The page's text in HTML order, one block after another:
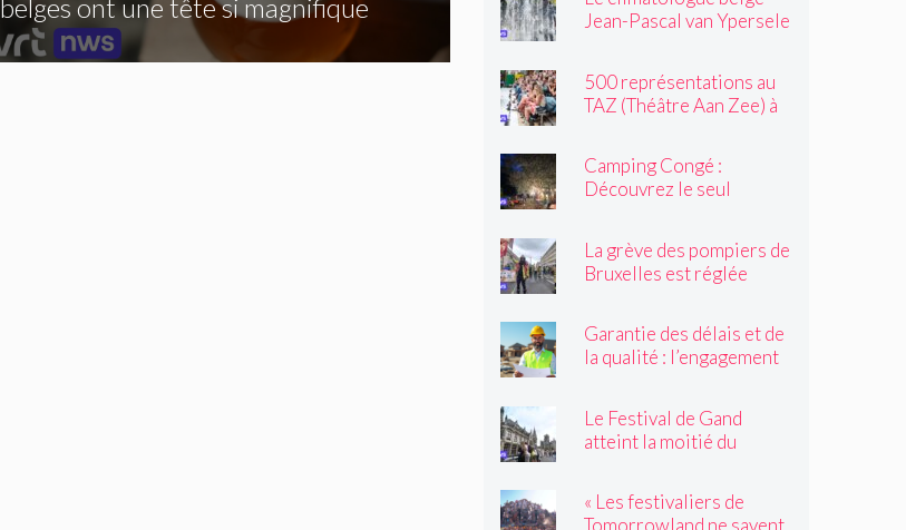
belges ont une tête si magnifique
son passage, il souriait
toujours »
Jean-Pascal van Ypersele
500 représentations au
TAZ (Théâtre Aan Zee) à
Camping Congé :
Découvrez le seul
La grève des pompiers de
Bruxelles est réglée
Garantie des délais et de
la qualité : l’engagement
Le Festival de Gand
atteint la moitié du
« Les festivaliers de
Tomorrowland ne savent